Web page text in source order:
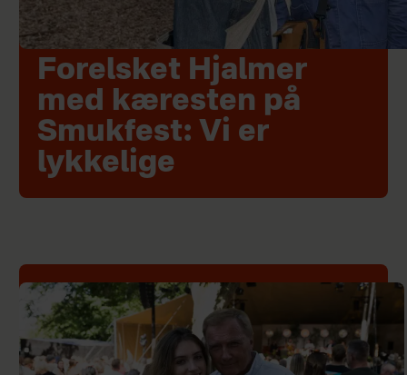
Forelsket Hjalmer
med kæresten på
Smukfest: Vi er
lykkelige